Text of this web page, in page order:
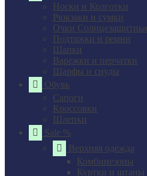
Носки и Колготки
Рюкзаки и сумки
Очки
Подтяжки и ремни
Шапки
Варежки и перчатки
Шарфы и снуды
Обувь
Сапоги
Кроссовки
Шлепки
Sale %
Верхняя одежда
Комбинезоны
Куртки и штаны